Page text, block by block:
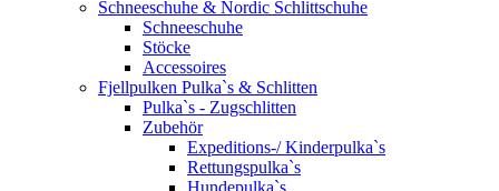
Schneeschuhe & Nordic Schlittschuhe
Schneeschuhe
Stöcke
Accessoires
Fjellpulken Pulka`s & Schlitten
Pulka`s - Zugschlitten
Zubehör
Expeditions-/ Kinderpulka`s
Rettungspulka`s
Hundepulka`s